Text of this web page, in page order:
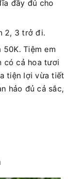
đầy đủ cho
2, 3 trở đi.
50K. Tiệm em
có cả hoa tươi
tiện lợi vừa tiết
hảo đủ cả sắc,